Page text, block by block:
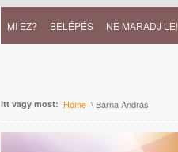
MI EZ? BELÉPÉS NE MARADJ LE!
Itt vagy most: Home \ Barna András